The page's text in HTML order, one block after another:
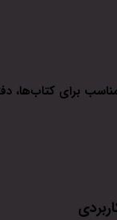
برای کتاب‌ها،